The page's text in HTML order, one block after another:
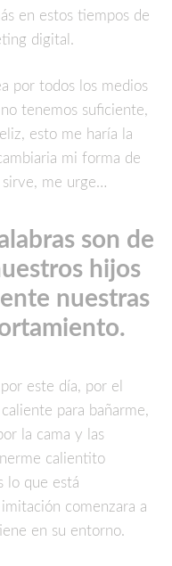
en estos tiempos de
digital.
por todos los medios
tenemos suficiente,
esto me haría la
mi forma de
me urge…
son de
hijos
nuestras
este día, por el
para bañarme,
la cama y las
calientito
lo que está
comenzara a
en su entorno.